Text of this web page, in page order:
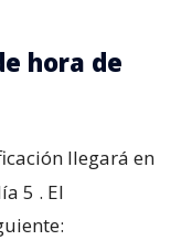
hora de
llegará en
5 . El